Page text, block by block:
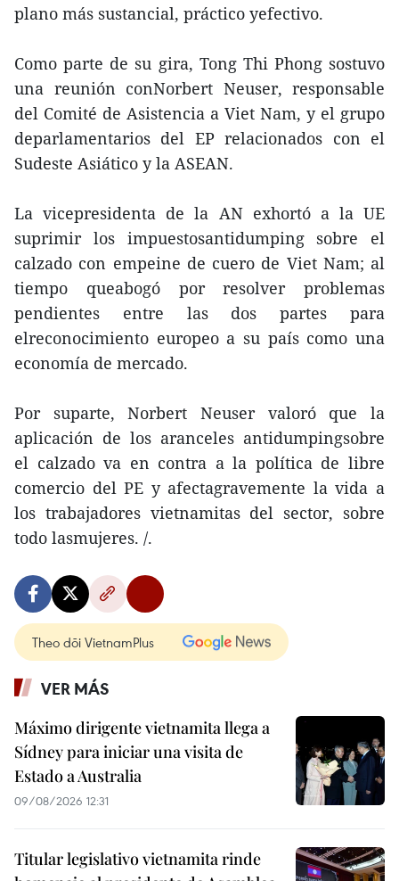
plano más sustancial, práctico yefectivo.
Como parte de su gira, Tong Thi Phong sostuvo
una reunión conNorbert Neuser, responsable
del Comité de Asistencia a Viet Nam, y el grupo
deparlamentarios del EP relacionados con el
Sudeste Asiático y la ASEAN.
La vicepresidenta de la AN exhortó a la UE
suprimir los impuestosantidumping sobre el
calzado con empeine de cuero de Viet Nam; al
tiempo queabogó por resolver problemas
pendientes entre las dos partes para
elreconocimiento europeo a su país como una
economía de mercado.
Por suparte, Norbert Neuser valoró que la
aplicación de los aranceles antidumpingsobre
el calzado va en contra a la política de libre
comercio del PE y afectagravemente la vida a
los trabajadores vietnamitas del sector, sobre
todo lasmujeres. /.
Theo dõi VietnamPlus
VER MÁS
Máximo dirigente vietnamita llega a
Sídney para iniciar una visita de
Estado a Australia
09/08/2026 12:31
Titular legislativo vietnamita rinde